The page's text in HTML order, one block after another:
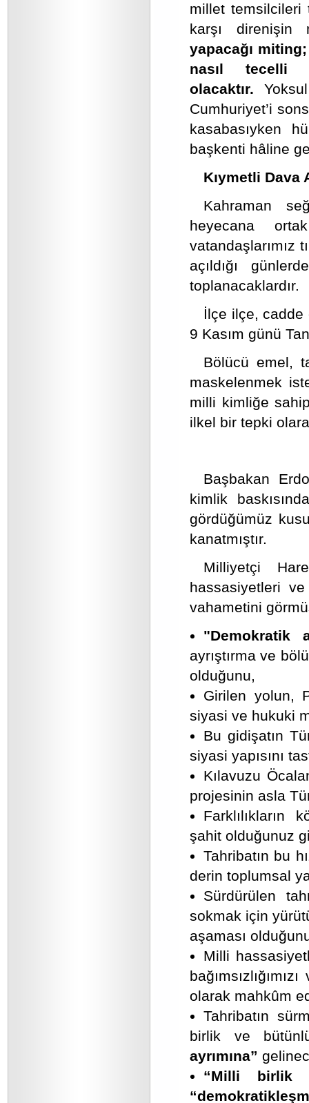
millet temsilcileri
karşı
yapacağı
nasıl tecelli
olacaktır.
Cumhuriyet’i
kasabasıyken
başkenti hâline
Kıymetli Dava
Kahraman
heyecana
vatandaşlarımız
açıldığı
toplanacaklardır.
İlçe ilçe, cadde
9 Kasım günü
Bölücü emel,
maskelenmek
milli kimliğe
ilkel bir tepki
Başbakan
kimlik
gördüğümüz
kanatmıştır.
Milliyetçi
hassasiyetleri
vahametini
"Demokratik
ayrıştırma ve
olduğunu,
Girilen yolun,
siyasi ve hukuki
Bu gidişatın
siyasi yapısını
Kılavuzu
projesinin asla
Farklılıkların
şahit olduğunuz
Tahribatın bu
derin toplumsal
Sürdürülen
sokmak için
aşaması
Milli
olarak mahkûm
Tahribatın
birlik ve
ayrımına”
“Milli birlik